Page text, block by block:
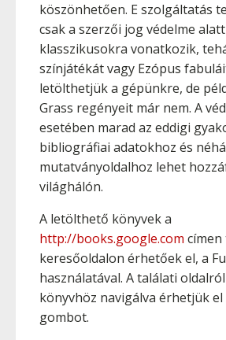
köszönhetően. E szolgáltatás
csak a szerzői jog védelme
klasszikusokra vonatkozik,
színjátékát vagy Ezópus
letölthetjük a gépünkre, de
Grass regényeit már nem. A
esetében marad az eddigi
bibliográfiai adatokhoz és
mutatványoldalhoz lehet
világhálón.
A letölthető könyvek a
http://books.google.com
keresőoldalon érhetőek el, a
használatával. A találati
könyvhöz navigálva érhetjük el
gombot.